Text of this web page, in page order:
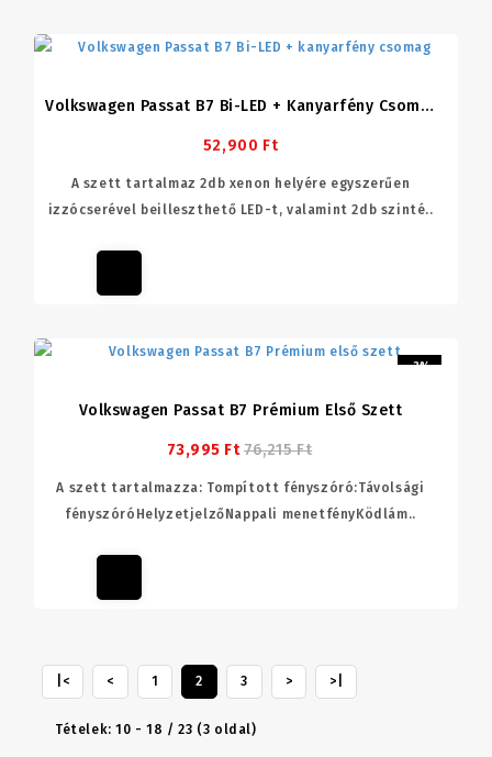
Volkswagen Passat B7 Bi-LED + Kanyarfény Csomag
52,900 Ft
A szett tartalmaz 2db xenon helyére egyszerűen
izzócserével beilleszthető LED-t, valamint 2db szinté..
-3%
Volkswagen Passat B7 Prémium Első Szett
73,995 Ft 76,215 Ft
A szett tartalmazza: Tompított fényszóró:Távolsági
fényszóróHelyzetjelzőNappali menetfényKödlám..
|< < 1 2 3 > >|
Tételek: 10 - 18 / 23 (3 oldal)